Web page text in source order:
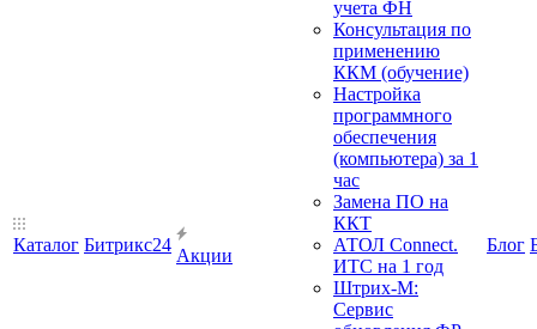
Каталог Битрикс24
Акции
учета ФН
Консультация по
применению
ККМ (обучение)
Настройка
программного
обеспечения
(компьютера) за 1
час
Замена ПО на
ККТ
АТОЛ Connect.
ИТС на 1 год
Штрих-М:
Сервис
Блог